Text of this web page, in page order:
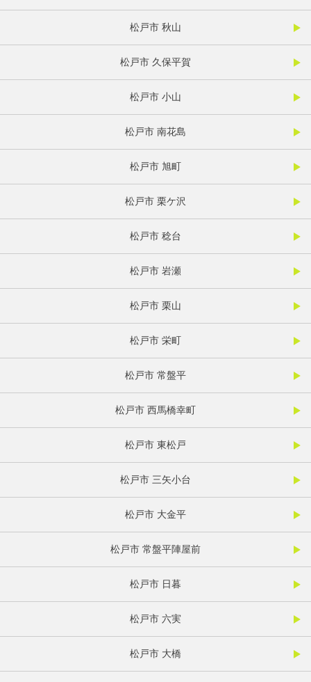
松戸市 秋山
松戸市 久保平賀
松戸市 小山
松戸市 南花島
松戸市 旭町
松戸市 栗ケ沢
松戸市 稔台
松戸市 岩瀬
松戸市 栗山
松戸市 栄町
松戸市 常盤平
松戸市 西馬橋幸町
松戸市 東松戸
松戸市 三矢小台
松戸市 大金平
松戸市 常盤平陣屋前
松戸市 日暮
松戸市 六実
松戸市 大橋